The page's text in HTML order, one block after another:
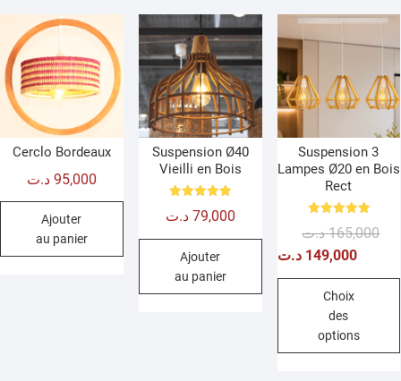
Cerclo Bordeaux
95,000 د.ت
Ajouter
au panier
Suspension Ø40
Vieilli en Bois
5.00
79,000 د.ت
Ajouter
au panier
Suspension 3
Lampes Ø20 en Bois
Rect
5.00
165,000 د.ت
Le
149,000 د.ت
Le
Choix
des
options